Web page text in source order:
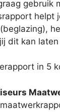
gebruik
helpt
dit kan
in 5